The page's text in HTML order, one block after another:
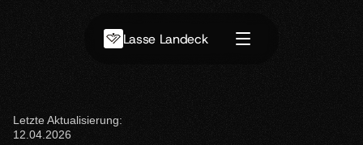
Lasse Landeck
Letzte Aktualisierung:
12.04.2026